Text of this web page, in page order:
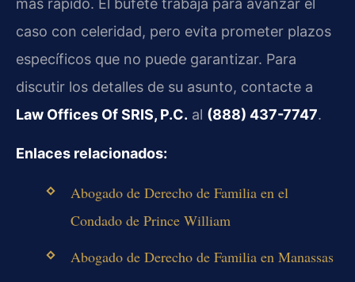
más rápido. El bufete trabaja para avanzar el
caso con celeridad, pero evita prometer plazos
específicos que no puede garantizar. Para
discutir los detalles de su asunto, contacte a
Law Offices Of SRIS, P.C. al (888) 437-7747.
Enlaces relacionados:
Abogado de Derecho de Familia en el
Condado de Prince William
Abogado de Derecho de Familia en Manassas